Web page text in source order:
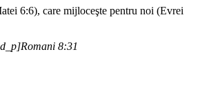
6:6), care mijloceşte pentru noi (Evrei
8:31